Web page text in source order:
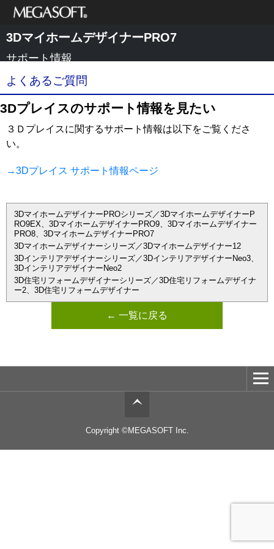
メガソフト株式
会社
3DマイホームデザイナーPRO7
サポート情報
よくあるご質問
3Dプレイスのサポート情報を見たい
３Ｄプレイスに関するサポート情報は以下をご覧くださ
い。
→3Dプレイス サポート情報ページ
3DマイホームデザイナーPROシリーズ／3DマイホームデザイナーP
RO9EX、3DマイホームデザイナーPRO9、3Dマイホームデザイナー
PRO8、3DマイホームデザイナーPRO7
3Dマイホームデザイナーシリーズ／3Dマイホームデザイナー12
3Dインテリアデザイナーシリーズ／3DインテリアデザイナーNeo3、
3DインテリアデザイナーNeo2
3D住宅リフォームデザイナーシリーズ／3D住宅リフォームデザイナ
ー2、3D住宅リフォームデザイナー
← 一覧に戻る
Copyright ©MEGASOFT Inc.